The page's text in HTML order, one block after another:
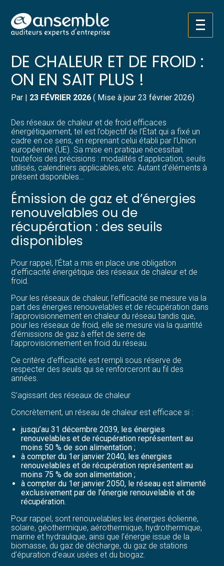
Aller
au
Créer et reprendre une activité
Gérer votre quotidien
Piloter votre entreprise
Développer votre entreprise
Construire votre patrimoine
Structurer votre croissance
Être prêt pour la facturation
Pilotez votre gestion
Suivre votre comptabilité
Gérer vos ressources humaines
Dématérialiser vos documents
EFFICACITÉ DES RÉSEAUX
DE CHALEUR ET DE FROID :
ON EN SAIT PLUS !
Par | 23 FÉVRIER 2026 ( Mise à jour 23 février 2026)
Des réseaux de chaleur et de froid efficaces
énergétiquement, tel est l’objectif de l’État qui a fixé un
cadre en ce sens, en reprenant celui établi par l’Union
européenne (UE). Sa mise en pratique nécessitait
toutefois des précisions : modalités d’application, seuils
utilisés, calendriers applicables, etc. Autant d’éléments à
présent disponibles…
Émission de gaz et d’énergies
renouvelables ou de
récupération : des seuils
disponibles
Pour rappel, l’État a mis en place une obligation
d’efficacité énergétique des réseaux de chaleur et de
froid.
Pour les réseaux de chaleur, l’efficacité se mesure via la
part des énergies renouvelables et de récupération dans
l’approvisionnement en chaleur du réseau tandis que,
pour les réseaux de froid, elle se mesure via la quantité
d’émissions de gaz à effet de serre de
l’approvisionnement en froid du réseau.
Ce critère d’efficacité est rempli sous réserve de
respecter des seuils qui se renforceront au fil des
années.
S’agissant des réseaux de chaleur
Concrètement, un réseau de chaleur est efficace si :
jusqu’au 31 décembre 2039, les énergies
renouvelables et de récupération représentent au
moins 50 % de son alimentation ;
à compter du 1er janvier 2040, les énergies
renouvelables et de récupération représentent au
moins 75 % de son alimentation ;
à compter du 1er janvier 2050, le réseau est alimenté
exclusivement par de l’énergie renouvelable et de
récupération.
Pour rappel, sont renouvelables les énergies éolienne,
solaire, géothermique, aérothermique, hydrothermique,
marine et hydraulique, ainsi que l’énergie issue de la
biomasse, du gaz de décharge, du gaz de stations
d’épuration d’eaux usées et du biogaz.